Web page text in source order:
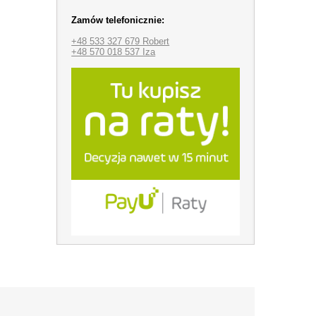
Zamów telefonicznie:
+48 533 327 679 Robert
+48 570 018 537 Iza